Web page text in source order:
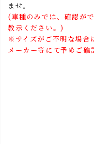
ませ。
(車種のみでは、確認が
教示ください。)
※サイズがご不明な場
メーカー等にて予めご確